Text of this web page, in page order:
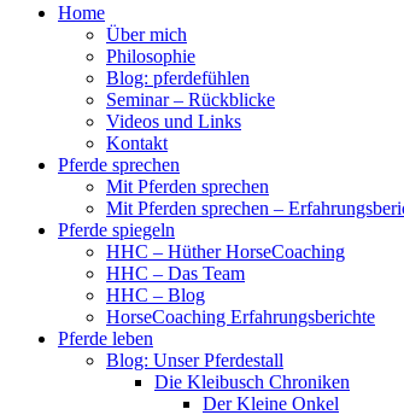
Home
Über mich
Philosophie
Blog: pferdefühlen
Seminar – Rückblicke
Videos und Links
Kontakt
Pferde sprechen
Mit Pferden sprechen
Mit Pferden sprechen –
Pferde spiegeln
HHC – Hüther HorseCoaching
HHC – Das Team
HHC – Blog
HorseCoaching Erfahrungsberichte
Pferde leben
Blog: Unser Pferdestall
Die Kleibusch Chroniken
Der Kleine Onkel